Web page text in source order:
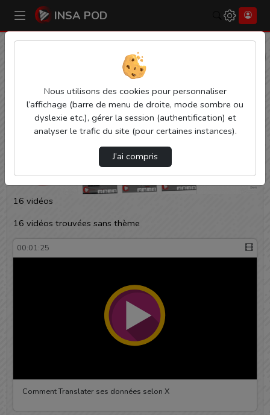
INSA POD Rechercher
INSA Pod Statistiques de vues
Video
Audio
16 vidéos
16 vidéos trouvées sans thème
00:01:25
Comment Translater ses données selon X
Nous utilisons des cookies pour personnaliser
l’affichage (barre de menu de droite, mode sombre ou
dyslexie etc.), gérer la session (authentification) et
analyser le trafic du site (pour certaines instances).
J’ai compris